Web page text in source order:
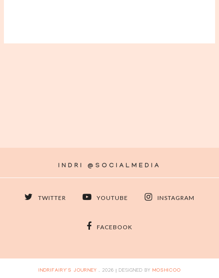
INDRI @SOCIALMEDIA
TWITTER YOUTUBE INSTAGRAM
FACEBOOK
INDRIFAIRY'S JOURNEY . 2026 | DESIGNED BY MOSHICOO